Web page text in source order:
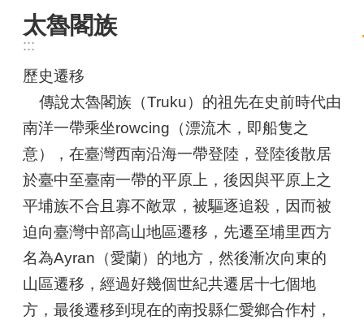
北
市
目
前
現
況
歷
史
遷
移
社
會
制
度
:::
太魯閣族
歷史遷移
傳說太魯閣族（Truku）的祖先在史前時代由
南洋一帶乘坐rowcing（漂流木，即船隻之
意），在臺灣西南沿海一帶登陸，登陸後散居
於臺中至臺南一帶的平原上，後因與平原上之
平埔族不合且寡不敵眾，被驅逐追殺，因而被
迫向臺灣中部高山地區遷移，先遷至埔里西方
名為Ayran（愛蘭）的地方，然後漸次向東的
山區遷移，經過好幾個世紀共遷居十七個地
方，最後遷移到現在的南投縣仁愛鄉合作村，